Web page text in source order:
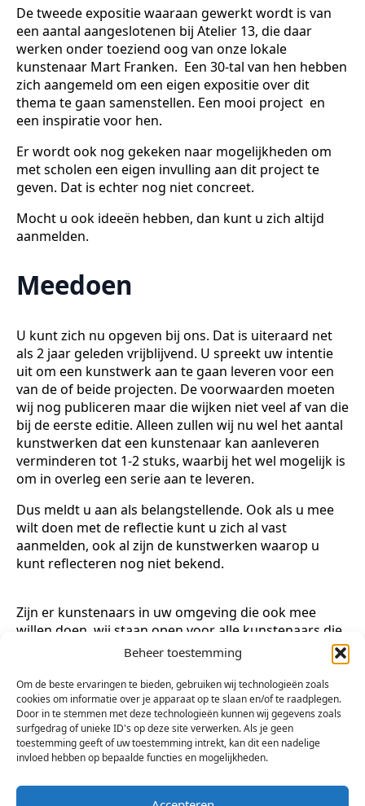
Beheer toestemming
Om de beste ervaringen te bieden, gebruiken wij technologieën zoals
cookies om informatie over je apparaat op te slaan en/of te raadplegen.
Door in te stemmen met deze technologieën kunnen wij gegevens zoals
surfgedrag of unieke ID's op deze site verwerken. Als je geen
toestemming geeft of uw toestemming intrekt, kan dit een nadelige
invloed hebben op bepaalde functies en mogelijkheden.
De tweede expositie waaraan gewerkt wordt is van
een aantal aangeslotenen bij Atelier 13, die daar
werken onder toeziend oog van onze lokale
kunstenaar Mart Franken. Een 30-tal van hen hebben
zich aangemeld om een eigen expositie over dit
thema te gaan samenstellen. Een mooi project en
een inspiratie voor hen.
Er wordt ook nog gekeken naar mogelijkheden om
met scholen een eigen invulling aan dit project te
geven. Dat is echter nog niet concreet.
Mocht u ook ideeën hebben, dan kunt u zich altijd
aanmelden.
Meedoen
U kunt zich nu opgeven bij ons. Dat is uiteraard net
als 2 jaar geleden vrijblijvend. U spreekt uw intentie
uit om een kunstwerk aan te gaan leveren voor een
van de of beide projecten. De voorwaarden moeten
wij nog publiceren maar die wijken niet veel af van die
bij de eerste editie. Alleen zullen wij nu wel het aantal
kunstwerken dat een kunstenaar kan aanleveren
verminderen tot 1-2 stuks, waarbij het wel mogelijk is
om in overleg een serie aan te leveren.
Dus meldt u aan als belangstellende. Ook als u mee
wilt doen met de reflectie kunt u zich al vast
aanmelden, ook al zijn de kunstwerken waarop u
kunt reflecteren nog niet bekend.
Zijn er kunstenaars in uw omgeving die ook mee
willen doen, wij staan open voor alle kunstenaars die
AANMELDEN OP:m5expositie@arsis-boz.nl.
Voor de goede orde, aanmelden is vrijblijvend.
Een en ander is nog in ontwikkeling. Dus alles wat
hier is gemeld is onder voorbehoud.
Artikel in BN de Stemvia deze link